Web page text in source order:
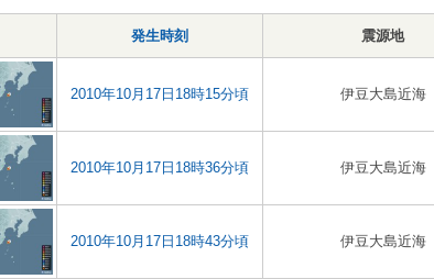
発生時刻 震源地
2010年10月17日18時15分頃 伊豆大島近海
2010年10月17日18時36分頃 伊豆大島近海
2010年10月17日18時43分頃 伊豆大島近海